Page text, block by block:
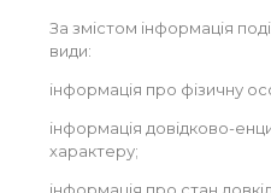
За змістом інформація
види:
інформація про фізичну
інформація довідково-
характеру;
інформація про стан